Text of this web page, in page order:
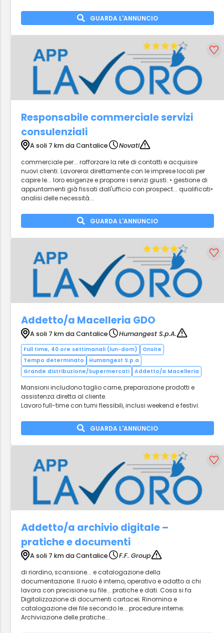
GUARDA L'ANNUNCIO
Responsabile commerciale servizi
consulenziali
A soli 7 km da Cantalice
Novati
commerciale per... rafforzare la rete di contatti e acquisire
nuovi clienti. Lavorerai direttamente con le imprese locali per
capire le... loro esigenze e proporre i servizi giusti. • gestione di
appuntamenti già fissati dall'ufficio con prospect... qualificati•
analisi delle necessità...
GUARDA L'ANNUNCIO
Addetto/a Macelleria GDO
A soli 7 km da Cantalice Humangest S.p.A.
Full time, 40 ore settimanali (lun-dom)
Onsite
Tempo determinato
Humangest S.p.a
Grande distribuzione/Supermercati
Addetto/a Macelleria
Mansioni includono taglio carne, preparazione prodotti e
assistenza diretta al cliente.
Lavoro full-time con turni flessibili, inclusi weekend e festivi.
GUARDA L'ANNUNCIO
Addetto/a archivio digitale –
pratiche e documenti
A soli 7 km da Cantalice
F.F. Group
di riordino, scansione... e catalogazione della
documentazione. Il ruolo è interno, operativo e adatto a chi
lavora con precisione su file... pratiche e dati. Cosa si fa
Digitalizzazione di documenti cartacei; Rinomina e
catalogazione dei file secondo le... procedure interne;
Archiviazione delle pratiche...